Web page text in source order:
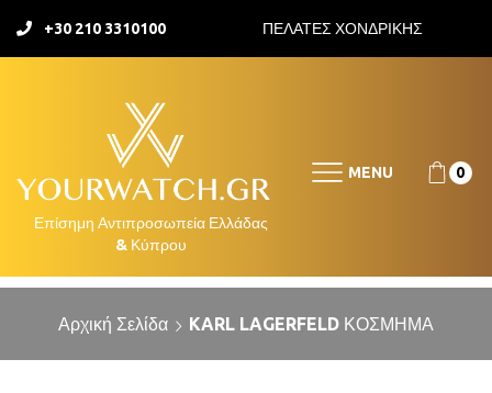
+30 210 3310100 ΠΕΛΑΤΕΣ ΧΟΝΔΡΙΚΗΣ
MENU 0
Αρχική Σελίδα KARL LAGERFELD ΚΟΣΜΗΜΑ